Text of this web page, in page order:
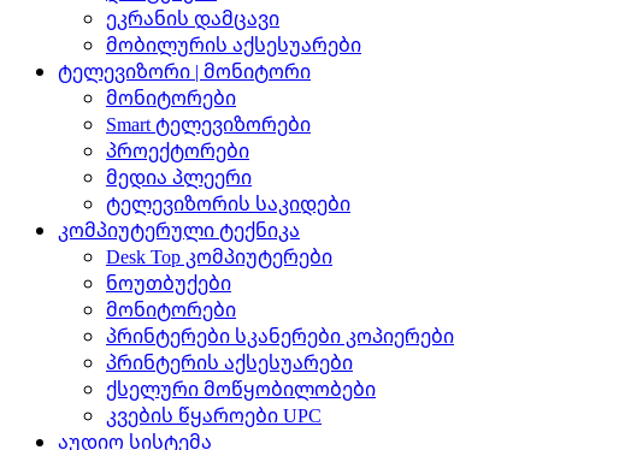
ეკრანის დამცავი
მობილურის აქსესუარები
ტელევიზორი | მონიტორი
მონიტორები
Smart ტელევიზორები
პროექტორები
მედია პლეერი
ტელევიზორის საკიდები
კომპიუტერული ტექნიკა
Desk Top კომპიუტერები
ნოუთბუქები
მონიტორები
პრინტერები სკანერები კოპიერები
პრინტერის აქსესუარები
ქსელური მოწყობილობები
კვების წყაროები UPC
აუდიო სისტემა